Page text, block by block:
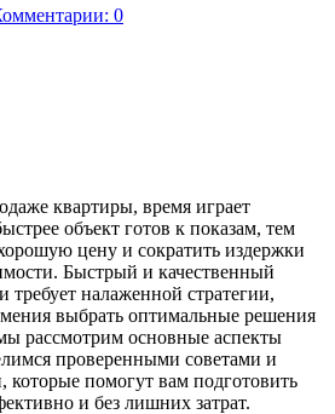
0
квартиры, время играет
объект готов к показам, тем
цену и сократить издержки
Быстрый и качественный
требует налаженной стратегии,
выбрать оптимальные решения
рассмотрим основные аспекты
проверенными советами и
помогут вам подготовить
и без лишних затрат.